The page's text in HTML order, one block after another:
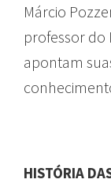
Márcio
professor do
apontam
HISTÓRIA